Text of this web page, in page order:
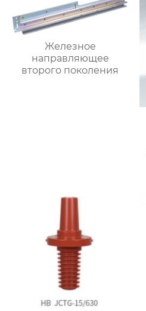
Железное
направляющее
второго поколения